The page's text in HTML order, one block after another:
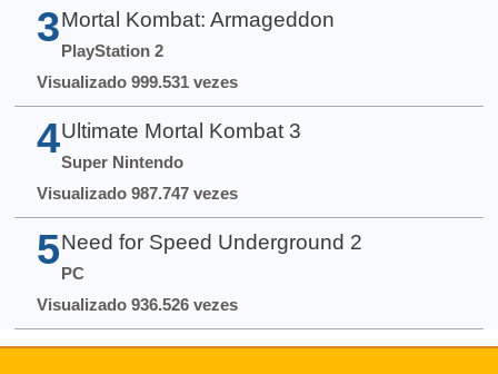
3 Mortal Kombat: Armageddon
PlayStation 2
Visualizado 999.531 vezes
4 Ultimate Mortal Kombat 3
Super Nintendo
Visualizado 987.747 vezes
5 Need for Speed Underground 2
PC
Visualizado 936.526 vezes